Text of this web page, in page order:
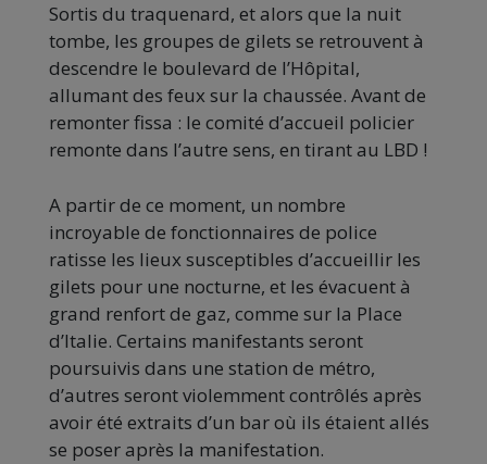
Sortis du traquenard, et alors que la nuit
tombe, les groupes de gilets se retrouvent à
descendre le boulevard de l’Hôpital,
allumant des feux sur la chaussée. Avant de
remonter fissa : le comité d’accueil policier
remonte dans l’autre sens, en tirant au LBD !
A partir de ce moment, un nombre
incroyable de fonctionnaires de police
ratisse les lieux susceptibles d’accueillir les
gilets pour une nocturne, et les évacuent à
grand renfort de gaz, comme sur la Place
d’Italie. Certains manifestants seront
poursuivis dans une station de métro,
d’autres seront violemment contrôlés après
avoir été extraits d’un bar où ils étaient allés
se poser après la manifestation.